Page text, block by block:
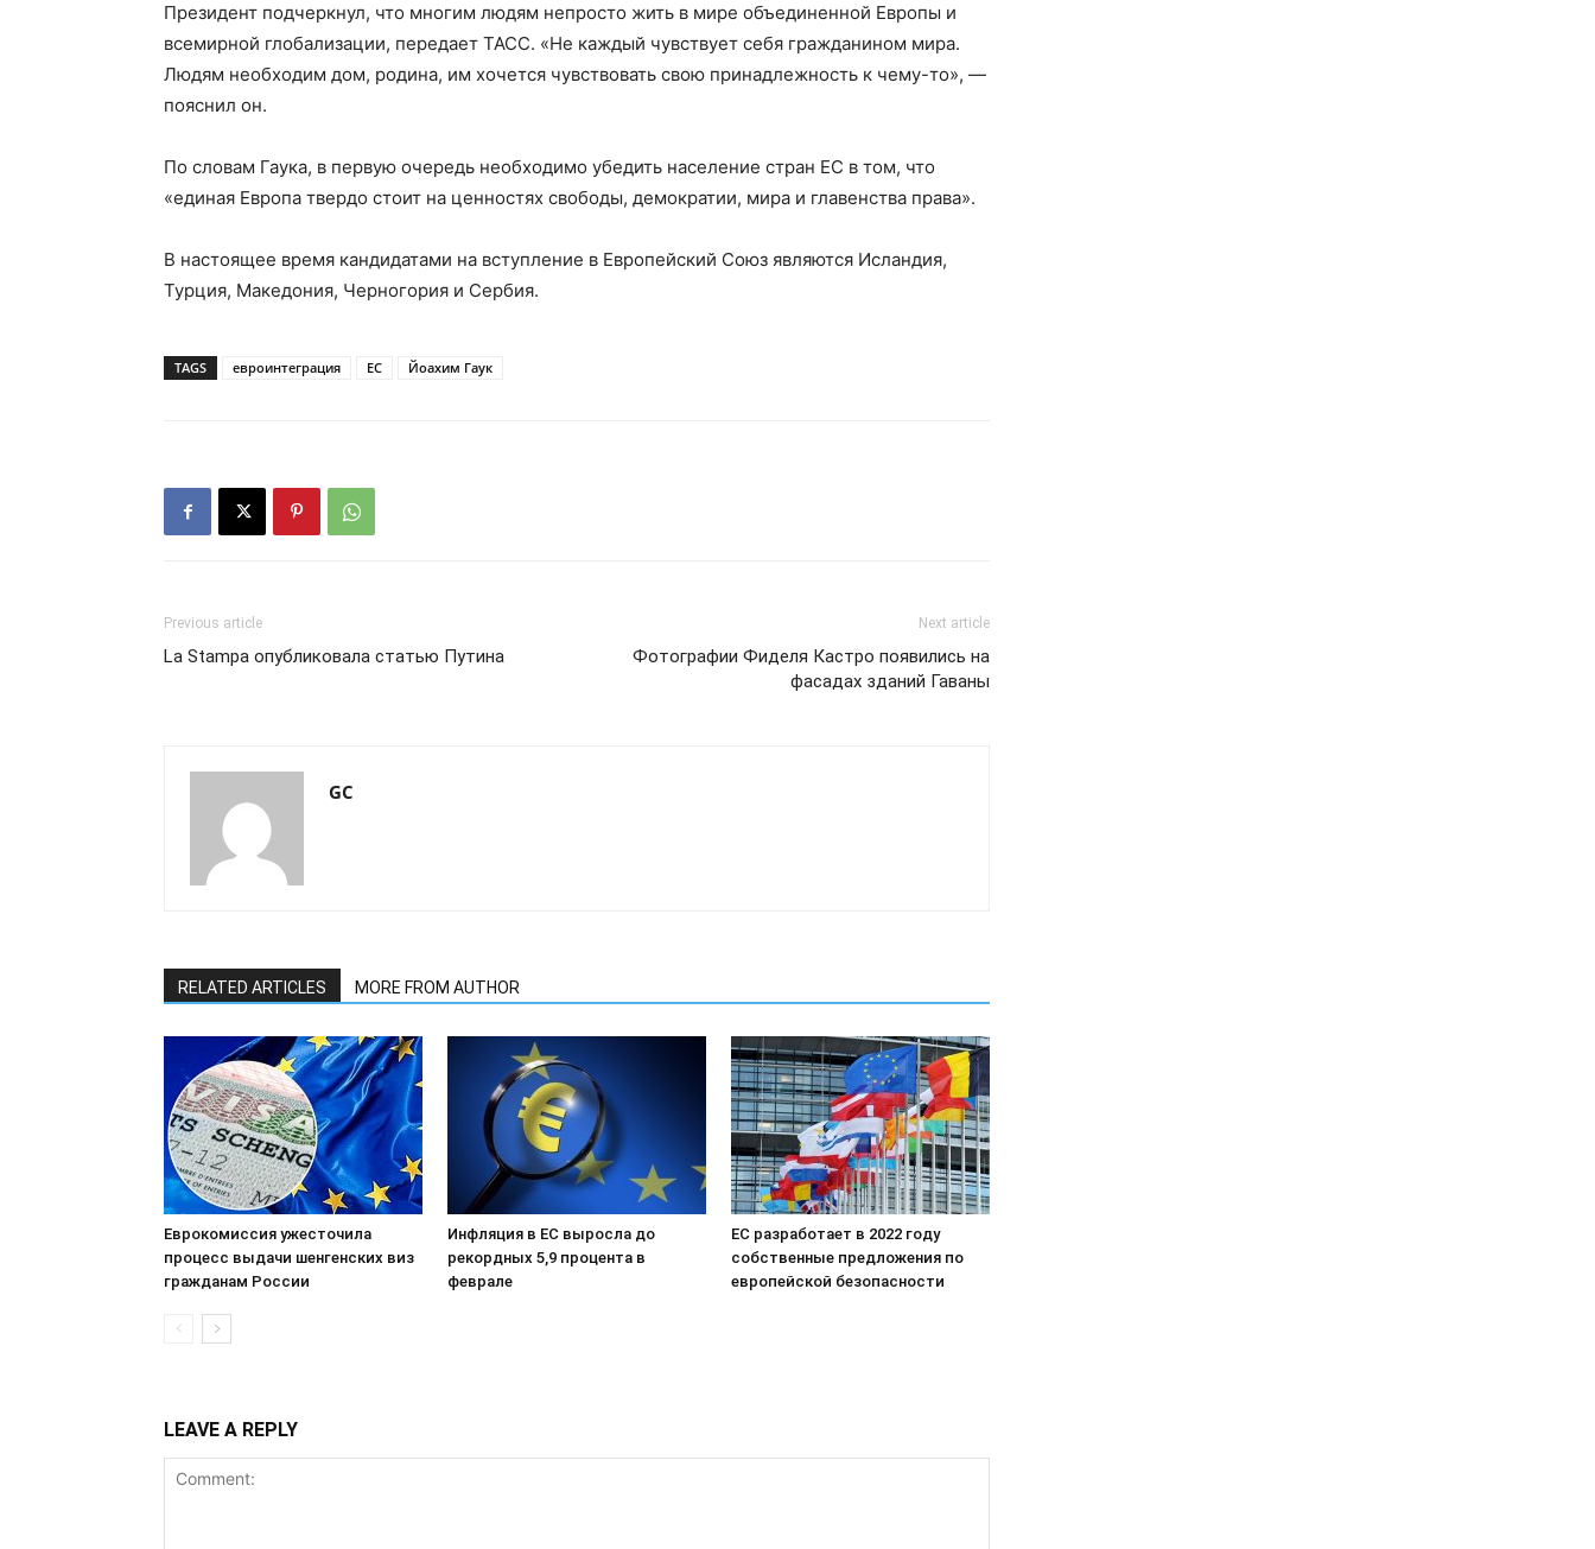
Президент подчеркнул, что многим людям непросто жить в мире объединенной Европы и
всемирной глобализации, передает ТАСС. «Не каждый чувствует себя гражданином мира.
Людям необходим дом, родина, им хочется чувствовать свою принадлежность к чему-то», —
пояснил он.
По словам Гаука, в первую очередь необходимо убедить население стран ЕС в том, что
«единая Европа твердо стоит на ценностях свободы, демократии, мира и главенства права».
В настоящее время кандидатами на вступление в Европейский Союз являются Исландия,
Турция, Македония, Черногория и Сербия.
TAGS евроинтеграция ЕС Йоахим Гаук
Previous article
La Stampa опубликовала статью Путина
Next article
Фотографии Фиделя Кастро появились на
фасадах зданий Гаваны
GC
RELATED ARTICLES MORE FROM AUTHOR
Еврокомиссия ужесточила
процесс выдачи шенгенских виз
гражданам России
Инфляция в ЕС выросла до
рекордных 5,9 процента в
феврале
ЕС разработает в 2022 году
собственные предложения по
европейской безопасности
LEAVE A REPLY